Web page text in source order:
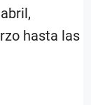
hasta las